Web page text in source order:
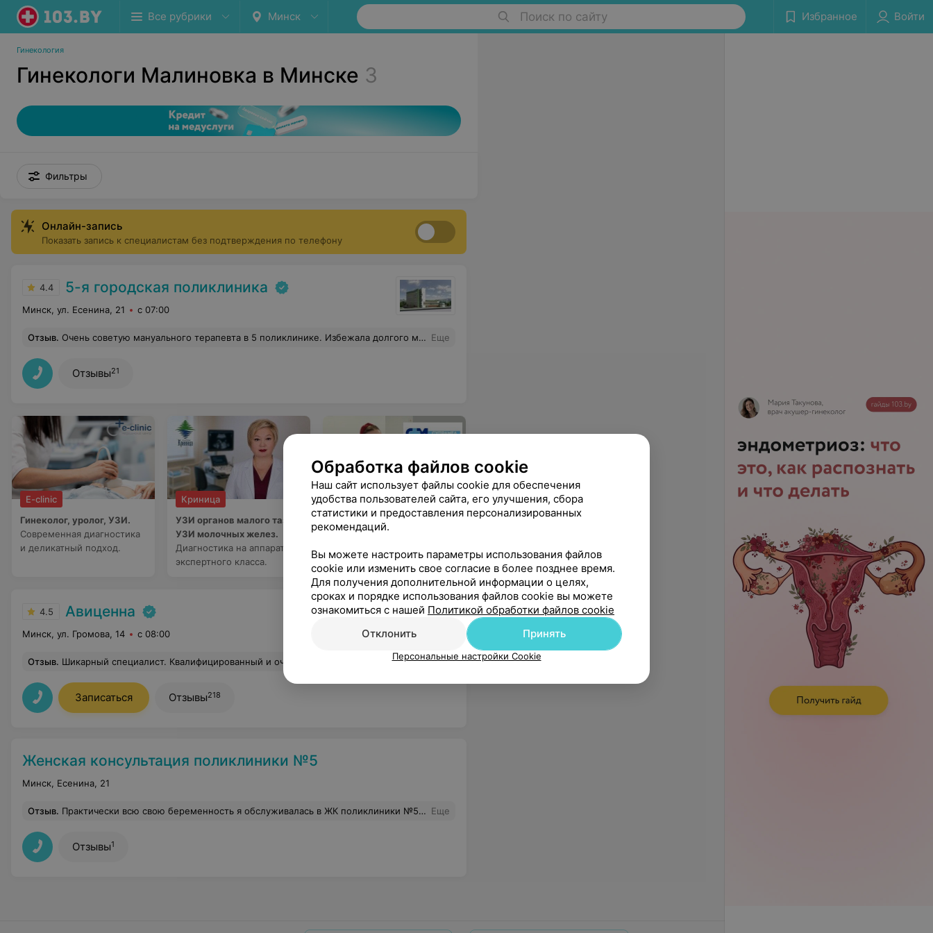
Все рубрики Минск Поиск по сайту Избранное Войти
Гинекология
Гинекологи Малиновка в Минске 3
Фильтры
Онлайн-запись
Показать запись к специалистам без подтверждения по телефону
4.4 5-я городская поликлиника
Минск, ул. Есенина, 21 с 07:00
Отзыв. Очень советую мануального терапевта в 5 поликлинике. Избежала долгого медикаментозного лечения. Решила вопрос со спиной Еще
Отзывы21
E-clinic
Гинеколог, уролог, УЗИ.
Современная диагностика
и деликатный подход.
Криница
УЗИ органов малого таза,
УЗИ молочных желез.
Диагностика на аппарате
экспертного класса.
Супрамед
Интимное лазерное
омоложение в
после родов и в менопаузе
4.5 Авиценна
Минск, ул. Громова, 14 с 08:00
Отзыв. Шикарный специалист. Квалифицированный и очень хорошо располагает к себе! Еще
Записаться Отзывы218
Женская консультация поликлиники №5
Минск, Есенина, 21
Отзыв. Практически всю свою беременность я обслуживалась в ЖК поликлиники №5. Практически, т.к. на 32 недели мы сменили место жительства. Акушер-гинеколог Ольшанская Лаура Константиновна. Никаких вопросов на протяжении моих частых посещений не возникало. Врач достаточно внимательная и вовремя назначала все необходимые анализы и иные процедуры. Вообще за всю беременность я почти не потратила средств на дополнительные платные осмотры (я была приятно удивлена). Все анализы сдала в поликлинике в удобное утреннее время (перед работой). Только несколько раз ездила сдавать анализы в 9 ГБ. Направление на УЗИ давали в роддом. Посещения врача велось строго по записи без часовых ожиданий под дверями. Всё было на очень достойном уровне. Результат - родился замечательный малыш. Спасибо главврачу за достойную организацию работы поликлиники и Ольшанской Л.К. за внимательность и заботу. Еще
Отзывы1
Обработка файлов cookie
Наш сайт использует файлы cookie для обеспечения
удобства пользователей сайта, его улучшения, сбора
статистики и предоставления персонализированных
рекомендаций.
Вы можете настроить параметры использования файлов
cookie или изменить свое согласие в более позднее время.
Для получения дополнительной информации о целях,
сроках и порядке использования файлов cookie вы можете
ознакомиться с нашей Политикой обработки файлов cookie
Отклонить
Принять
Персональные настройки Cookie